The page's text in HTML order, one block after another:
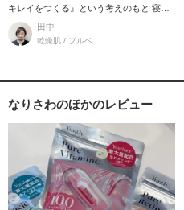
キレイをつくる』という考えのもと 寝る
前と寝ている
田中
乾燥肌 / ブルベ
なりさわのほかのレビュー